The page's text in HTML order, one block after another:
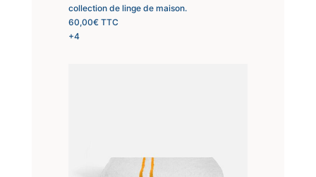
collection de linge de maison.
60,00€ TTC
+4